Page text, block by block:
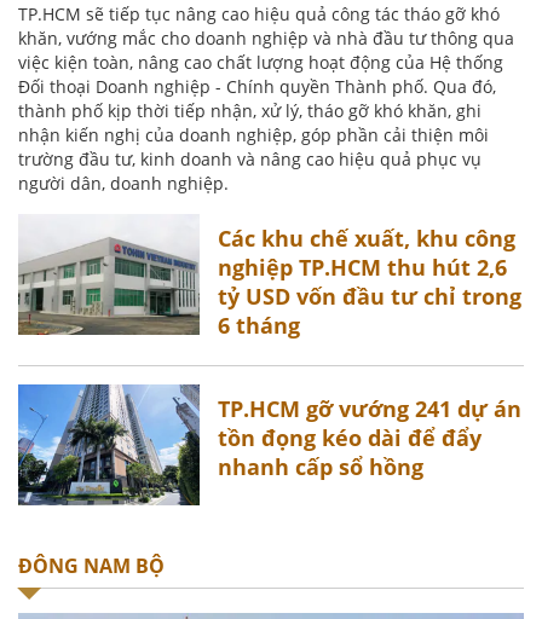
TP.HCM sẽ tiếp tục nâng cao hiệu quả công tác tháo gỡ khó
khăn, vướng mắc cho doanh nghiệp và nhà đầu tư thông qua
việc kiện toàn, nâng cao chất lượng hoạt động của Hệ thống
Đối thoại Doanh nghiệp - Chính quyền Thành phố. Qua đó,
thành phố kịp thời tiếp nhận, xử lý, tháo gỡ khó khăn, ghi
nhận kiến nghị của doanh nghiệp, góp phần cải thiện môi
trường đầu tư, kinh doanh và nâng cao hiệu quả phục vụ
người dân, doanh nghiệp.
Các khu chế xuất, khu công
nghiệp TP.HCM thu hút 2,6
tỷ USD vốn đầu tư chỉ trong
6 tháng
TP.HCM gỡ vướng 241 dự án
tồn đọng kéo dài để đẩy
nhanh cấp sổ hồng
ĐÔNG NAM BỘ